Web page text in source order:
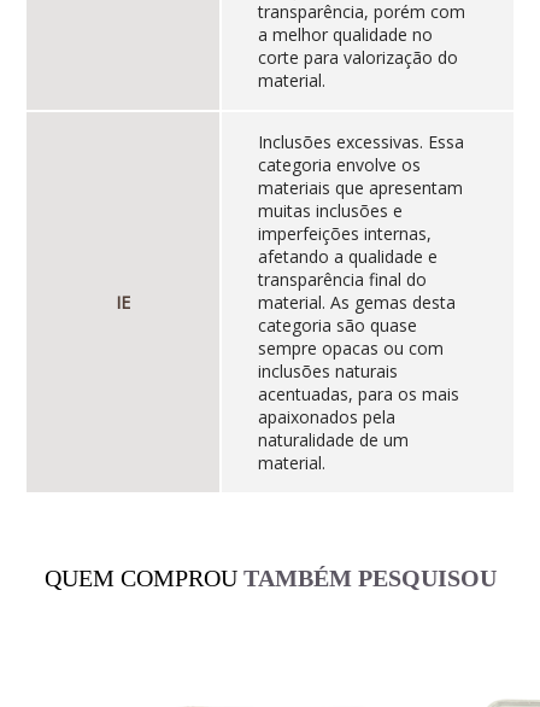
transparência, porém com
a melhor qualidade no
corte para valorização do
material.
IE
Inclusões excessivas. Essa
categoria envolve os
materiais que apresentam
muitas inclusões e
imperfeições internas,
afetando a qualidade e
transparência final do
material. As gemas desta
categoria são quase
sempre opacas ou com
inclusões naturais
acentuadas, para os mais
apaixonados pela
naturalidade de um
material.
QUEM COMPROU TAMBÉM PESQUISOU